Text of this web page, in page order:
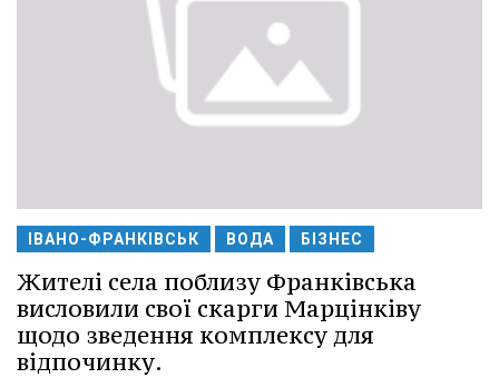
ІВАНО-ФРАНКІВСЬК ВОДА БІЗНЕС
Жителі села поблизу Франківська
висловили свої скарги Марцінківу
щодо зведення комплексу для
відпочинку.